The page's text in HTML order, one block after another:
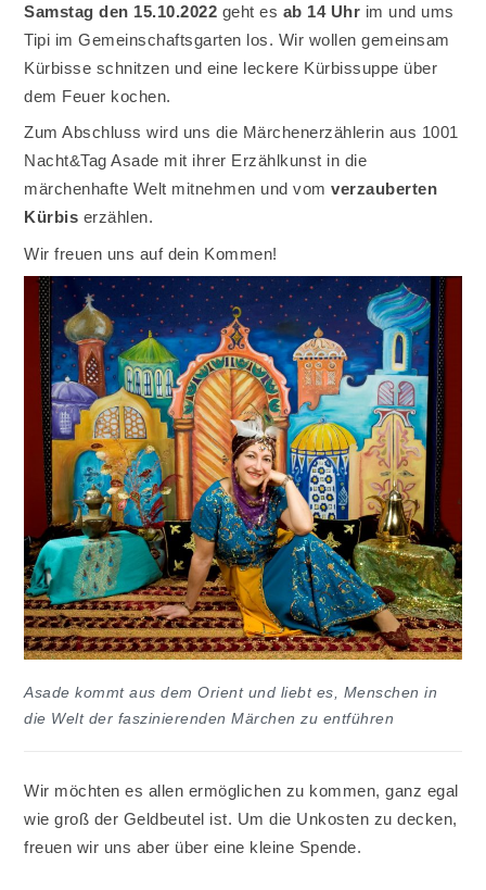
Samstag den 15.10.2022 geht es ab 14 Uhr im und ums
Tipi im Gemeinschaftsgarten los. Wir wollen gemeinsam
Kürbisse schnitzen und eine leckere Kürbissuppe über
dem Feuer kochen.
Zum Abschluss wird uns die Märchenerzählerin aus 1001
Nacht&Tag Asade mit ihrer Erzählkunst in die
märchenhafte Welt mitnehmen und vomverzauberten
Kürbis erzählen.
Wir freuen uns auf dein Kommen!
Asade kommt aus dem Orient und liebt es, Menschen in
die Welt der faszinierenden Märchen zu entführen
Wir möchten es allen ermöglichen zu kommen, ganz egal
wie groß der Geldbeutel ist. Um die Unkosten zu decken,
freuen wir uns aber über eine kleine Spende.